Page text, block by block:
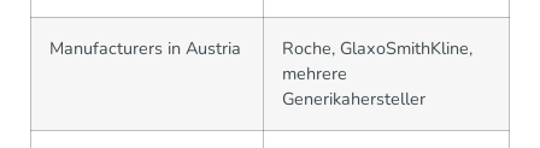
Manufacturers in Austria
Roche, GlaxoSmithKline,
mehrere
Generikahersteller